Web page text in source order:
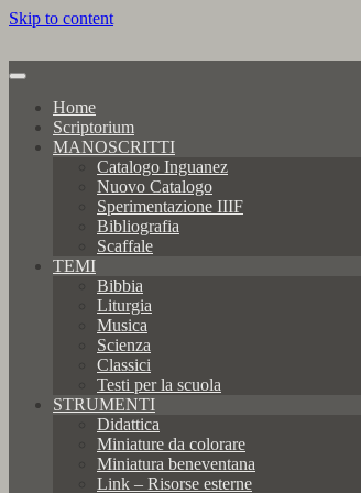
Skip to content
Home
Scriptorium
MANOSCRITTI
Catalogo Inguanez
Nuovo Catalogo
Sperimentazione IIIF
Bibliografia
Scaffale
TEMI
Bibbia
Liturgia
Musica
Scienza
Classici
Testi per la scuola
STRUMENTI
Didattica
Miniature da colorare
Miniatura beneventana
Link – Risorse esterne